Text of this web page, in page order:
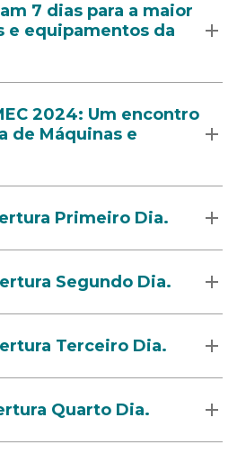
7 dias para a maior
e equipamentos da
2024: Um encontro
de Máquinas e
Primeiro Dia.
Segundo Dia.
Terceiro Dia.
Quarto Dia.